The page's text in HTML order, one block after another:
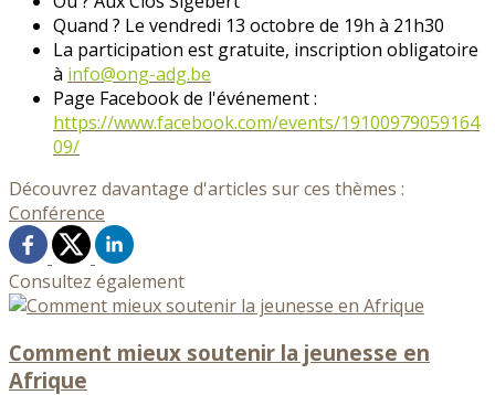
Quand ? Le vendredi 13 octobre de 19h à 21h30
La participation est gratuite, inscription obligatoire
à info@ong-adg.be
Page Facebook de l'événement :
https://www.facebook.com/events/19100979059164
09/
Découvrez davantage d'articles sur ces thèmes :
Conférence
Consultez également
Comment mieux soutenir la jeunesse en
Afrique